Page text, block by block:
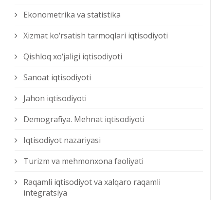
Ekonometrika va statistika
Xizmat kо‘rsatish tarmoqlari iqtisodiyoti
Qishloq xо‘jaligi iqtisodiyoti
Sanoat iqtisodiyoti
Jahon iqtisodiyoti
Demografiya. Mehnat iqtisodiyoti
Iqtisodiyot nazariyasi
Turizm va mehmonxona faoliyati
Raqamli iqtisodiyot va xalqaro raqamli
integratsiya